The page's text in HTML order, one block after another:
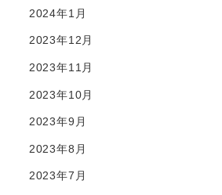
2024年1月
2023年12月
2023年11月
2023年10月
2023年9月
2023年8月
2023年7月